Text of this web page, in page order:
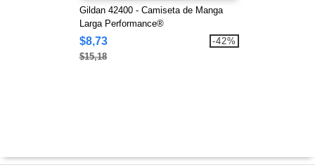
Gildan 42400 - Camiseta de Manga
Larga Performance®
$8,73
$15,18
-42%